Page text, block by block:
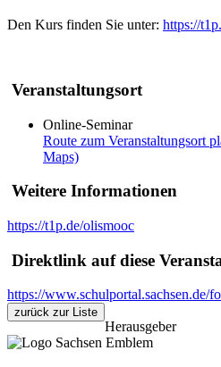
Den Kurs finden Sie unter: https://
Veranstaltungsort
Online-Seminar
Route zum Veranstaltungsort
Maps)
Weitere Informationen
https://t1p.de/olismooc
Direktlink auf diese
https://www.schulportal.sachsen.de/
zurück zur Liste
Herausgeber